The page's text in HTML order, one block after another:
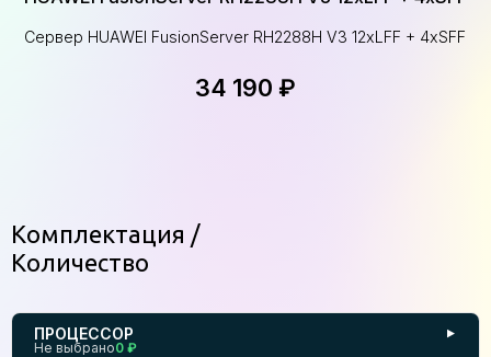
Сервер HUAWEI FusionServer RH2288H V3 12xLFF + 4xSFF
34 190 ₽
Комплектация
Количество
ПРОЦЕССОР
Не выбрано0 ₽
▼